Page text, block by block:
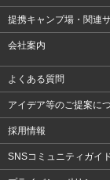
提携キャンプ場・関連
会社案内
よくある質問
アイデア等のご提案に
採用情報
SNSコミュニティガイ